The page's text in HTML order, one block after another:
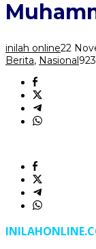
inilah online22
Berita, Nasional